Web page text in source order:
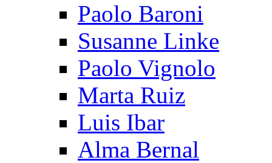
Paolo Baroni
Susanne Linke
Paolo Vignolo
Marta Ruiz
Luis Ibar
Alma Bernal